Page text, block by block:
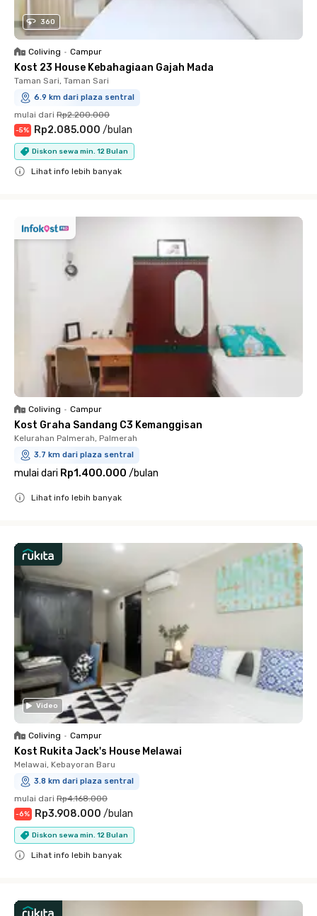
360
Coliving • Campur
Kost 23 House Kebahagiaan Gajah Mada
Taman Sari, Taman Sari
6.9 km dari plaza sentral
mulai dari Rp2.200.000
-5% Rp2.085.000 /bulan
Diskon sewa min. 12 Bulan
Lihat info lebih banyak
Coliving • Campur
Kost Graha Sandang C3 Kemanggisan
Kelurahan Palmerah, Palmerah
3.7 km dari plaza sentral
mulai dari Rp1.400.000 /bulan
Lihat info lebih banyak
Video
Coliving • Campur
Kost Rukita Jack's House Melawai
Melawai, Kebayoran Baru
3.8 km dari plaza sentral
mulai dari Rp4.168.000
-6% Rp3.908.000 /bulan
Diskon sewa min. 12 Bulan
Lihat info lebih banyak